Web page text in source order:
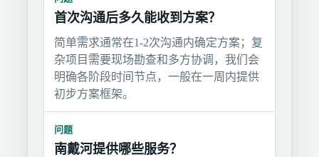
首次沟通后多久能收到方案？
简单需求通常在1-2次沟通内确定方案；复
杂项目需要现场勘查和多方协调，我们会
明确各阶段时间节点，一般在一周内提供
初步方案框架。
问题
南戴河提供哪些服务？